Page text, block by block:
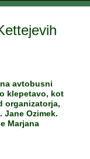
avtobusni
klepetavo, kot
organizatorja,
Jane Ozimek.
Marjana